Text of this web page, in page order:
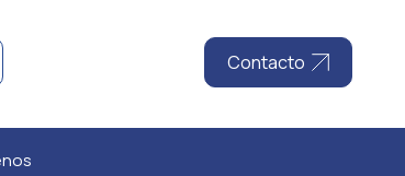
Contacto